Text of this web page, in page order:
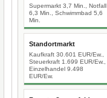
Supermarkt 3,7 Min., Notfall
6,3 Min., Schwimmbad 5,6
Min.
Standortmarkt
Kaufkraft 30.601 EUR/Ew.,
Steuerkraft 1.699 EUR/Ew.,
Einzelhandel 9.498
EUR/Ew.